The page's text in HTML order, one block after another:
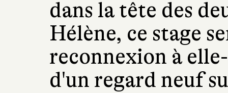
dans la tête des
Hélène, ce stage
reconnexion à
d'un regard neuf